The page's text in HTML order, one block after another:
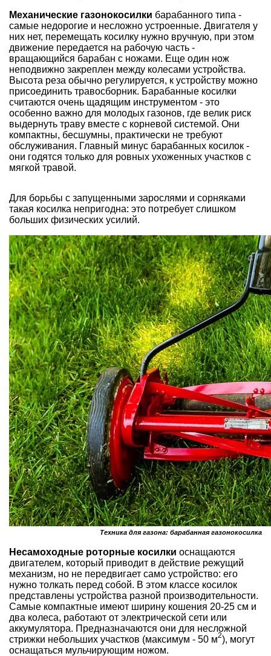
Механические газонокосилки барабанного типа -
самые недорогие и несложно устроенные. Двигателя у
них нет, перемещать косилку нужно вручную, при этом
движение передается на рабочую часть -
вращающийся барабан с ножами. Еще один нож
неподвижно закреплен между колесами устройства.
Высота реза обычно регулируется, к устройству можно
присоединить травосборник. Барабанные косилки
считаются очень щадящим инструментом - это
особенно важно для молодых газонов, где велик риск
выдернуть траву вместе с корневой системой. Они
компактны, бесшумны, практически не требуют
обслуживания. Главный минус барабанных косилок -
они годятся только для ровных ухоженных участков с
мягкой травой.
Для борьбы с запущенными зарослями и сорняками
такая косилка непригодна: это потребует слишком
больших физических усилий.
Техника для газона: барабанная газонокосилка
Несамоходные роторные косилки оснащаются
двигателем, который приводит в действие режущий
механизм, но не передвигает само устройство: его
нужно толкать перед собой. В этом классе косилок
представлены устройства разной производительности.
Самые компактные имеют ширину кошения 20-25 см и
два колеса, работают от электрической сети или
аккумулятора. Предназначаются они для несложной
стрижки небольших участков (максимум - 50 м2), могут
оснащаться мульчирующим ножом.